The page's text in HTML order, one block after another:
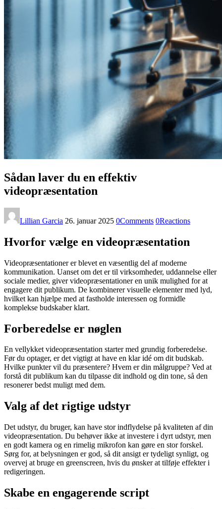
Sådan laver du en effektiv
videopræsentation
Lillian Garcia 26. januar 2025 0Comments 0Reactions
Hvorfor vælge en videopræsentation
Videopræsentationer er blevet en væsentlig del af moderne
kommunikation. Uanset om det er til virksomheder, uddannelse eller
sociale medier, giver videopræsentationer en unik mulighed for at
engagere dit publikum. De kombinerer visuelle elementer med lyd,
hvilket kan hjælpe med at fastholde interessen og formidle
komplekse budskaber klart.
Forberedelse er nøglen
En vellykket videopræsentation starter med grundig forberedelse.
Før du optager, er det vigtigt at have en klar idé om dit budskab.
Hvilke punkter vil du præsentere? Hvem er din målgruppe? Ved at
forstå dit publikum kan du tilpasse dit indhold og din tone, så den
resonerer bedst muligt med dem.
Valg af det rigtige udstyr
Det udstyr, du bruger, kan have stor indflydelse på kvaliteten af din
videopræsentation. Du behøver ikke at investere i dyrt udstyr, men
en godt kamera og en rimelig mikrofon kan gøre en stor forskel.
Sørg for, at belysningen er god, så dit ansigt er tydeligt synligt, og
overvej at bruge en greenscreen, hvis du ønsker at tilføje effekter i
redigeringen.
Skabe en engagerende script